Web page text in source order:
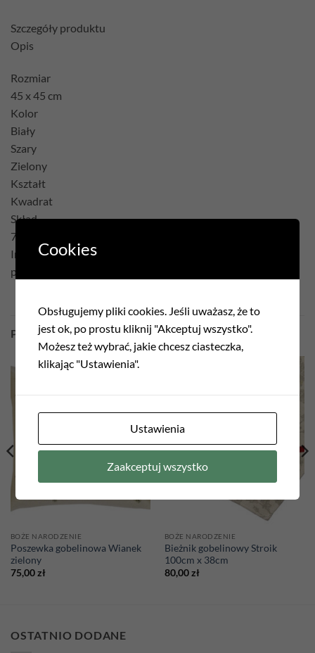
Szczegóły produktu
Opis
Rozmiar
45 x 45 cm
Kolor
Biały
Szary
Zielony
Kształt
Kwadrat
Skład
75% Poliester 22% Bawełna 3% Akryl
Inne
poszewka dwustronna
PODOBNE PRODUKTY
BOŻE NARODZENIE
Poszewka gobelinowa Wianek
zielony
75,00zł
BOŻE NARODZENIE
Bieżnik gobelinowy Stroik
100cm x 38cm
80,00zł
OSTATNIO DODANE
Cookies
Obsługujemy pliki cookies. Jeśli uważasz, że to
jest ok, po prostu kliknij "Akceptuj wszystko".
Możesz też wybrać, jakie chcesz ciasteczka,
klikając "Ustawienia".
Ustawienia
Zaakceptuj wszystko